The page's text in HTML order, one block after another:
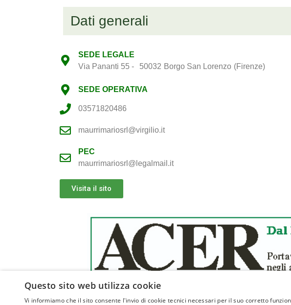
Dati generali
SEDE LEGALE
Via Pananti 55 -
50032 Borgo San Lorenzo (Firenze)
SEDE OPERATIVA
03571820486
maurrimariosrl@virgilio.it
PEC
maurrimariosrl@legalmail.it
Visita il sito
Questo sito web utilizza cookie
Vi informiamo che il sito consente l'invio di cookie tecnici necessari per il suo corretto